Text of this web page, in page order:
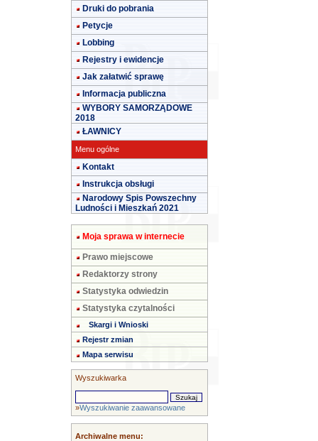
Druki do pobrania
Petycje
Lobbing
Rejestry i ewidencje
Jak załatwić sprawę
Informacja publiczna
WYBORY SAMORZĄDOWE
2018
ŁAWNICY
Menu ogólne
Kontakt
Instrukcja obsługi
Narodowy Spis Powszechny
Ludności i Mieszkań 2021
Moja sprawa w internecie
Prawo miejscowe
Redaktorzy strony
Statystyka odwiedzin
Statystyka czytalności
Skargi i Wnioski
Rejestr zmian
Mapa serwisu
Wyszukiwarka
»Wyszukiwanie zaawansowane
Archiwalne menu: